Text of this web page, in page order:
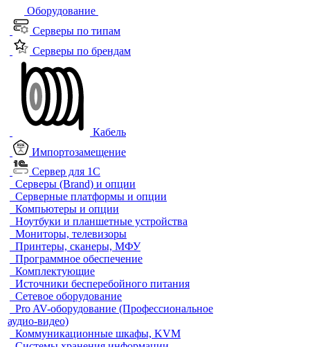
Оборудование
Серверы по типам
Серверы по брендам
Кабель
Импортозамещение
Сервер для 1С
Серверы (Brand) и опции
Серверные платформы и опции
Компьютеры и опции
Ноутбуки и планшетные устройства
Мониторы, телевизоры
Принтеры, сканеры, МФУ
Программное обеспечение
Комплектующие
Источники бесперебойного питания
Сетевое оборудование
Pro AV-оборудование (Профессиональное
аудио-видео)
Коммуникационные шкафы, KVM